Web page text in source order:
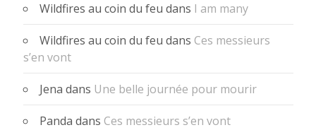
Wildfires au coin du feu dans I am many
Wildfires au coin du feu dans Ces messieurs
s’en vont
Jena dans Une belle journée pour mourir
Panda dans Ces messieurs s’en vont